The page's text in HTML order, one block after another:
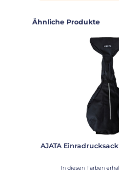
Produktgalerie überspringen
Ähnliche Produkte
AJATA
In diesen Farben